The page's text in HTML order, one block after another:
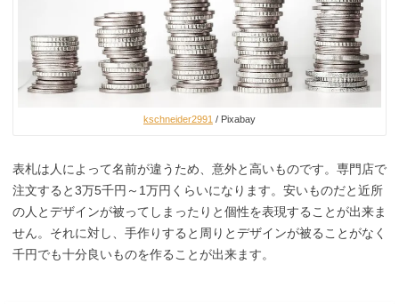
kschneider2991 / Pixabay
表札は人によって名前が違うため、意外と高いものです。専門店で
注文すると3万5千円～1万円くらいになります。安いものだと近所
の人とデザインが被ってしまったりと個性を表現することが出来ま
せん。それに対し、手作りすると周りとデザインが被ることがなく
千円でも十分良いものを作ることが出来ます。